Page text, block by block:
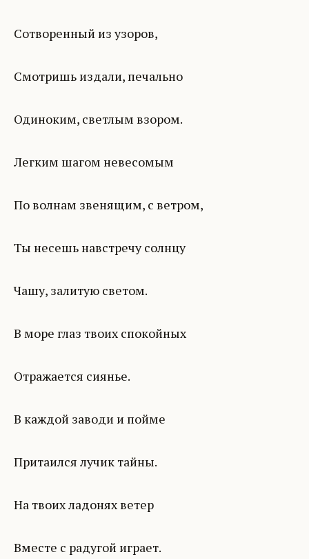
Сотворенный из узоров,
Смотришь издали, печально
Одиноким, светлым взором.
Легким шагом невесомым
По волнам звенящим, с ветром,
Ты несешь навстречу солнцу
Чашу, залитую светом.
В море глаз твоих спокойных
Отражается сиянье.
В каждой заводи и пойме
Притаился лучик тайны.
На твоих ладонях ветер
Вместе с радугой играет.